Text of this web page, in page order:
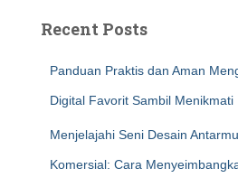
Recent Posts
Panduan Praktis dan Aman
Digital Favorit Sambil Menikmati
Menjelajahi Seni Desain
Komersial: Cara